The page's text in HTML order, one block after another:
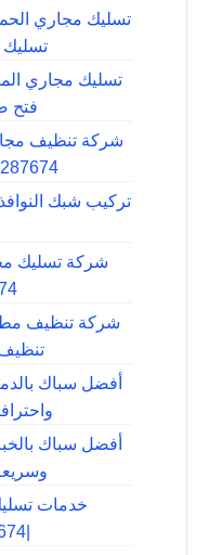
فتح
شركة تنظيف
شركة تسليك
أفضل سباك
واحترافية
أفضل سباك
وسريعة
خدمات